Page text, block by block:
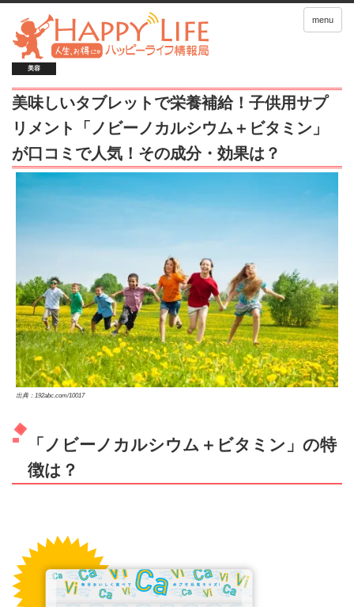
menu
美容
美味しいタブレットで栄養補給！子供用サプ
リメント「ノビーノカルシウム＋ビタミン」
が口コミで人気！その成分・効果は？
出典：192abc.com/10017
「ノビーノカルシウム＋ビタミン」の特
徴は？